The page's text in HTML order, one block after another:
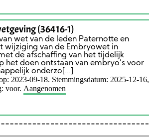
(36416-1)
wet van de leden Paternotte en
wijziging van de Embryowet in
de afschaffing van het tijdelijk
het doen ontstaan van embryo’s voor
onderzo[...]
2023-09-18. Stemmingsdatum: 2025-12-16,
voor. Aangenomen